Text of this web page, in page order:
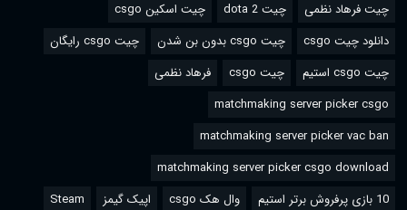
چیت فرهاد نظمی چیت dota 2
چیت اسکین csgo
دانلود چیت csgo
چیت csgo بدون بن شدن
چیت csgo رایگان
چیت csgo استیم
چیت csgo
فرهاد نظمی
matchmaking server picker csgo
matchmaking server picker vac ban
matchmaking server picker csgo download
10 بازی پرفروش برتر استیم
وال هک csgo اپیک گیمز
Steam